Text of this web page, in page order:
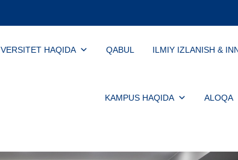
HAQIDA QABUL ILMIY IZLANISH &
KAMPUS HAQIDA ALOQA